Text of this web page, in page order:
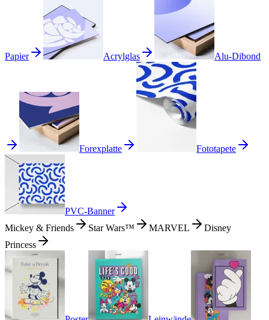
Papier Acrylglas Alu-Dibond
Forexplatte Fototapete
PVC-Banner
Mickey & Friends
Star Wars™ MARVEL
Disney
Princess